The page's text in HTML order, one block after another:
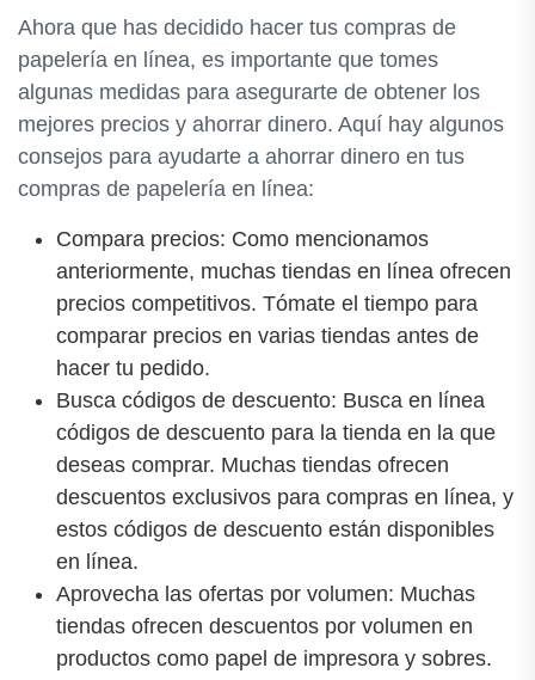
Ahora que has decidido hacer tus compras de
papelería en línea, es importante que tomes
algunas medidas para asegurarte de obtener los
mejores precios y ahorrar dinero. Aquí hay algunos
consejos para ayudarte a ahorrar dinero en tus
compras de papelería en línea:
Compara precios: Como mencionamos
anteriormente, muchas tiendas en línea ofrecen
precios competitivos. Tómate el tiempo para
comparar precios en varias tiendas antes de
hacer tu pedido.
Busca códigos de descuento: Busca en línea
códigos de descuento para la tienda en la que
deseas comprar. Muchas tiendas ofrecen
descuentos exclusivos para compras en línea, y
estos códigos de descuento están disponibles
en línea.
Aprovecha las ofertas por volumen: Muchas
tiendas ofrecen descuentos por volumen en
productos como papel de impresora y sobres.